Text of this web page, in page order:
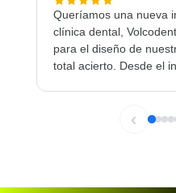
Queríamos una nueva
clínica dental,
para el diseño de
total acierto. Desde el
de Andy, ¡Son
contentos con los
contactar con
‹